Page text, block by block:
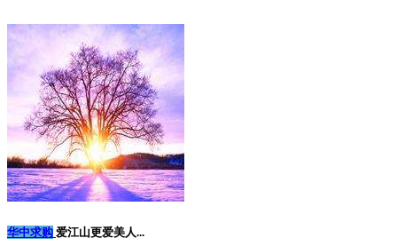
华中求购 爱江山更爱美人...